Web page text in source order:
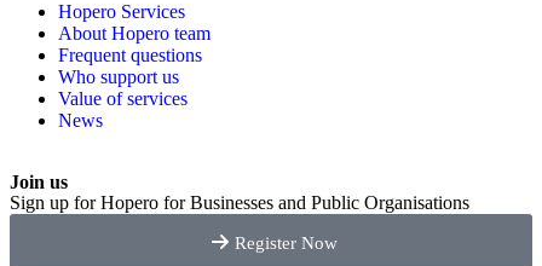
Hopero Services
About Hopero team
Frequent questions
Who support us
Value of services
News
Join us
Sign up for Hopero for Businesses and Public Organisations
Register Now